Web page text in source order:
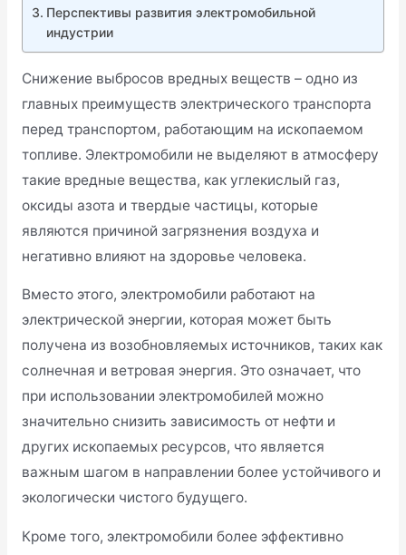
Перспективы развития электромобильной
индустрии
Снижение выбросов вредных веществ – одно из
главных преимуществ электрического транспорта
перед транспортом, работающим на ископаемом
топливе. Электромобили не выделяют в атмосферу
такие вредные вещества, как углекислый газ,
оксиды азота и твердые частицы, которые
являются причиной загрязнения воздуха и
негативно влияют на здоровье человека.
Вместо этого, электромобили работают на
электрической энергии, которая может быть
получена из возобновляемых источников, таких как
солнечная и ветровая энергия. Это означает, что
при использовании электромобилей можно
значительно снизить зависимость от нефти и
других ископаемых ресурсов, что является
важным шагом в направлении более устойчивого и
экологически чистого будущего.
Кроме того, электромобили более эффективно